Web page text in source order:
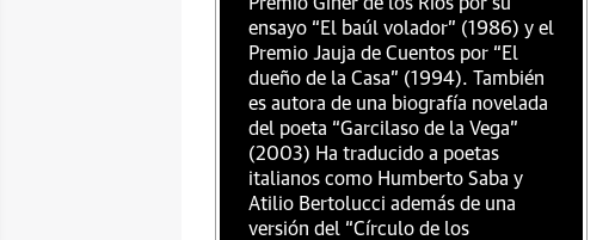
ensayo “El baúl volador” (1986) y el
Premio Jauja de Cuentos por “El
dueño de la Casa” (1994). También
es autora de una biografía novelada
del poeta “Garcilaso de la Vega”
(2003) Ha traducido a poetas
italianos como Humberto Saba y
Atilio Bertolucci además de una
versión del “Círculo de los